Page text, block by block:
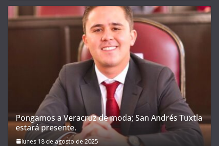
Pongamos a Veracruz de moda; San Andrés Tuxtla
estará presente.
lunes 18 de agosto de 2025